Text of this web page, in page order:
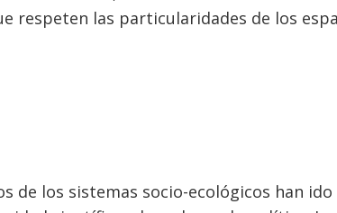
respeten las particularidades de los
de los sistemas socio-ecológicos han ido